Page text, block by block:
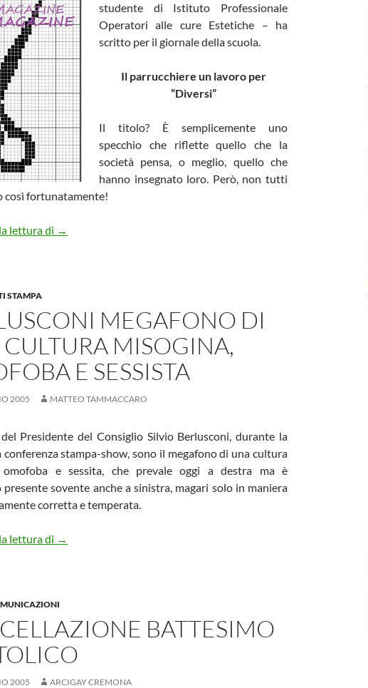
studente di Istituto Professionale
Operatori alle cure Estetiche – ha
scritto per il giornale della scuola.
Il parrucchiere un lavoro per
“Diversi”
Il titolo? È semplicemente uno
specchio che riflette quello che la
società pensa, o meglio, quello che
hanno insegnato loro. Però, non tutti
così fortunatamente!
lettura di Il parrucchiere un lavoro per “Diversi”
→
STAMPA
MEGAFONO DI
MISOGINA,
E SESSISTA
2005 MATTEO TAMMACCARO
Presidente del Consiglio Silvio Berlusconi, durante la
conferenza stampa-show, sono il megafono di una cultura
omofoba e sessita, che prevale oggi a destra ma è
sovente anche a sinistra, magari solo in maniera
corretta e temperata.
lettura di Berlusconi megafono di una cultura misogina, omofoba e sessista
→
BATTESIMO
2005 ARCIGAY CREMONA